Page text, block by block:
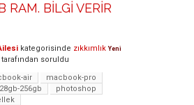
RAM. BİLGİ VERİR
kategorisinde zıkkımlık Yeni
tarafından soruldu
air
macbook-pro
256gb
photoshop